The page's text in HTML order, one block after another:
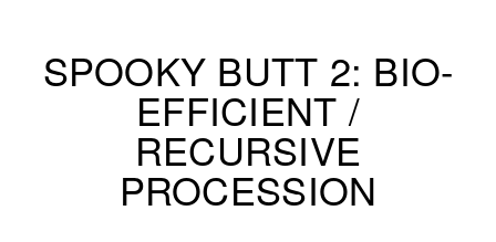
SPOOKY BUTT 2: BIO-
EFFICIENT /
RECURSIVE
PROCESSION